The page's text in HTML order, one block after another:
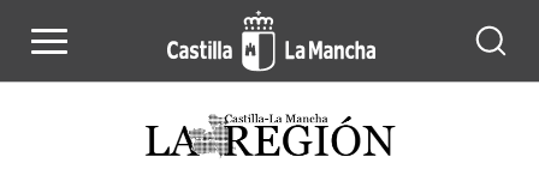
Actualidad de la región de Castilla-